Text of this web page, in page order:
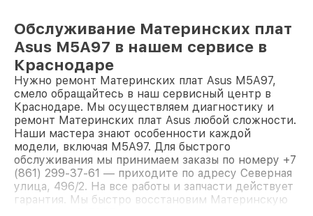
Обслуживание Материнских плат
Asus M5A97 в нашем сервисе в
Краснодаре
Нужно ремонт Материнских плат Asus M5A97,
смело обращайтесь в наш сервисный центр в
Краснодаре. Мы осуществляем диагностику и
ремонт Материнских плат Asus любой сложности.
Наши мастера знают особенности каждой
модели, включая M5A97. Для быстрого
обслуживания мы принимаем заказы по номеру +7
(861) 299-37-61 — приходите по адресу Северная
улица, 496/2. На все работы и запчасти действует
гарантия. Мы быстро восстановим Материнскую